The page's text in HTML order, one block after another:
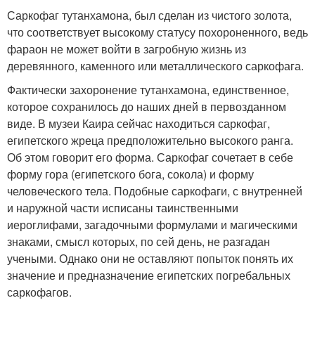
Саркофаг тутанхамона, был сделан из чистого золота,
что соответствует высокому статусу похороненного, ведь
фараон не может войти в загробную жизнь из
деревянного, каменного или металлического саркофага.
Фактически захоронение тутанхамона, единственное,
которое сохранилось до наших дней в первозданном
виде. В музеи Каира сейчас находиться саркофаг,
египетского жреца предположительно высокого ранга.
Об этом говорит его форма. Саркофаг сочетает в себе
форму гора (египетского бога, сокола) и форму
человеческого тела. Подобные саркофаги, с внутренней
и наружной части исписаны таинственными
иероглифами, загадочными формулами и магическими
знаками, смысл которых, по сей день, не разгадан
учеными. Однако они не оставляют попыток понять их
значение и предназначение египетских погребальных
саркофагов.